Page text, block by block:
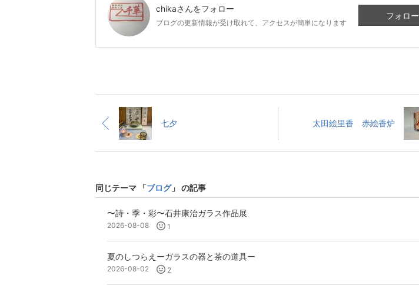
chikaさんをフォロー
ブログの更新情報が受け取れて、アクセスが簡単になります
フォロー
七夕 太田絵里香 赤絵香炉
同じテーマ 「ブログ」 の記事
〜詩・季・彩〜石井康治ガラス作品展
2026-08-08 1
夏のしつらえーガラスの器と茶の道具ー
2026-08-02 2